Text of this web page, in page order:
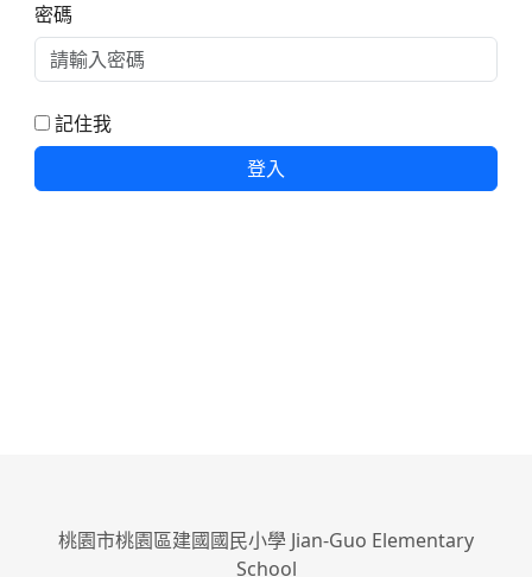
密碼
記住我
登入
桃園市桃園區建國國民小學 Jian-Guo Elementary
School